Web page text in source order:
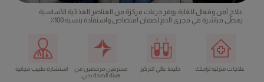
علاج آمن وفعال للغاية يوفر جرعات مركزة من العناصر الغذائية الأساسية
يعطى مباشرة في مجرى الدم لضمان امتصاص واستفادة بنسبة 100٪.
علاجات منزلية لراحتك خليط عالي التركيز
محترفين مرخصين من
هيئة الصحة بدبي
استشارة طبيب مجانية